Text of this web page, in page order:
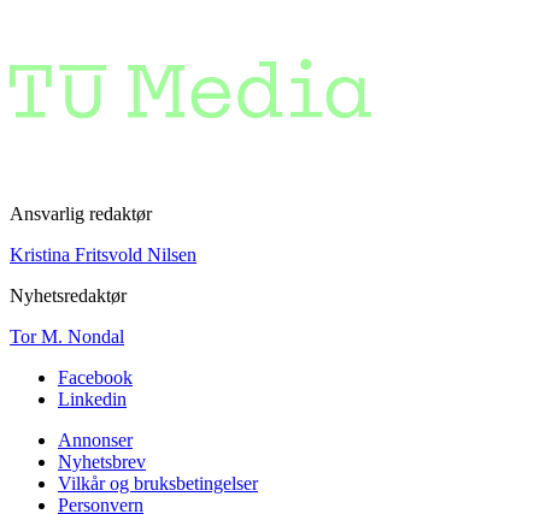
Ansvarlig redaktør
Kristina Fritsvold Nilsen
Nyhetsredaktør
Tor M. Nondal
Facebook
Linkedin
Annonser
Nyhetsbrev
Vilkår og bruksbetingelser
Personvern